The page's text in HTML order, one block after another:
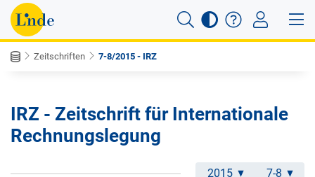
Zeitschriften 7-8/2015 - IRZ
IRZ - Zeitschrift für Internationale
Rechnungslegung
2015 7-8